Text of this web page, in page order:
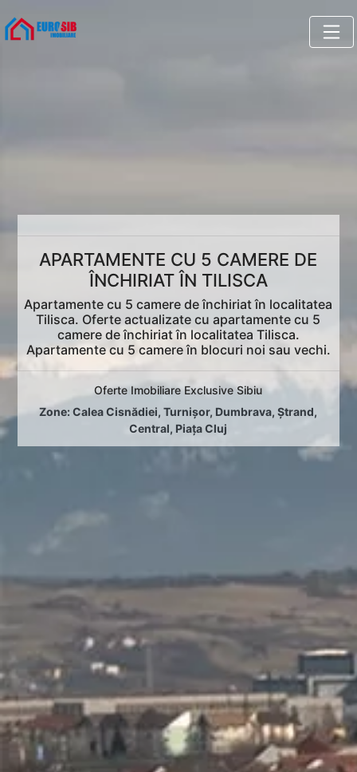
APARTAMENTE CU 5 CAMERE DE
ÎNCHIRIAT ÎN TILISCA
Apartamente cu 5 camere de închiriat în localitatea
Tilisca. Oferte actualizate cu apartamente cu 5
camere de închiriat în localitatea Tilisca.
Apartamente cu 5 camere în blocuri noi sau vechi.
Oferte Imobiliare Exclusive Sibiu
Zone:Calea Cisnădiei,Turnișor, Dumbrava,Ștrand,
Central, Piața Cluj